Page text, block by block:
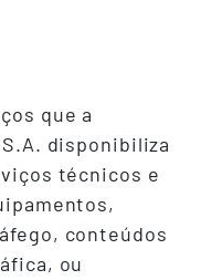
que a
disponibiliza
técnicos e
conteúdos
ou